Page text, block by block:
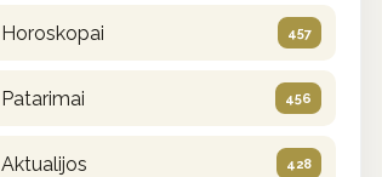
Horoskopai 457
Patarimai 456
Aktualijos 428